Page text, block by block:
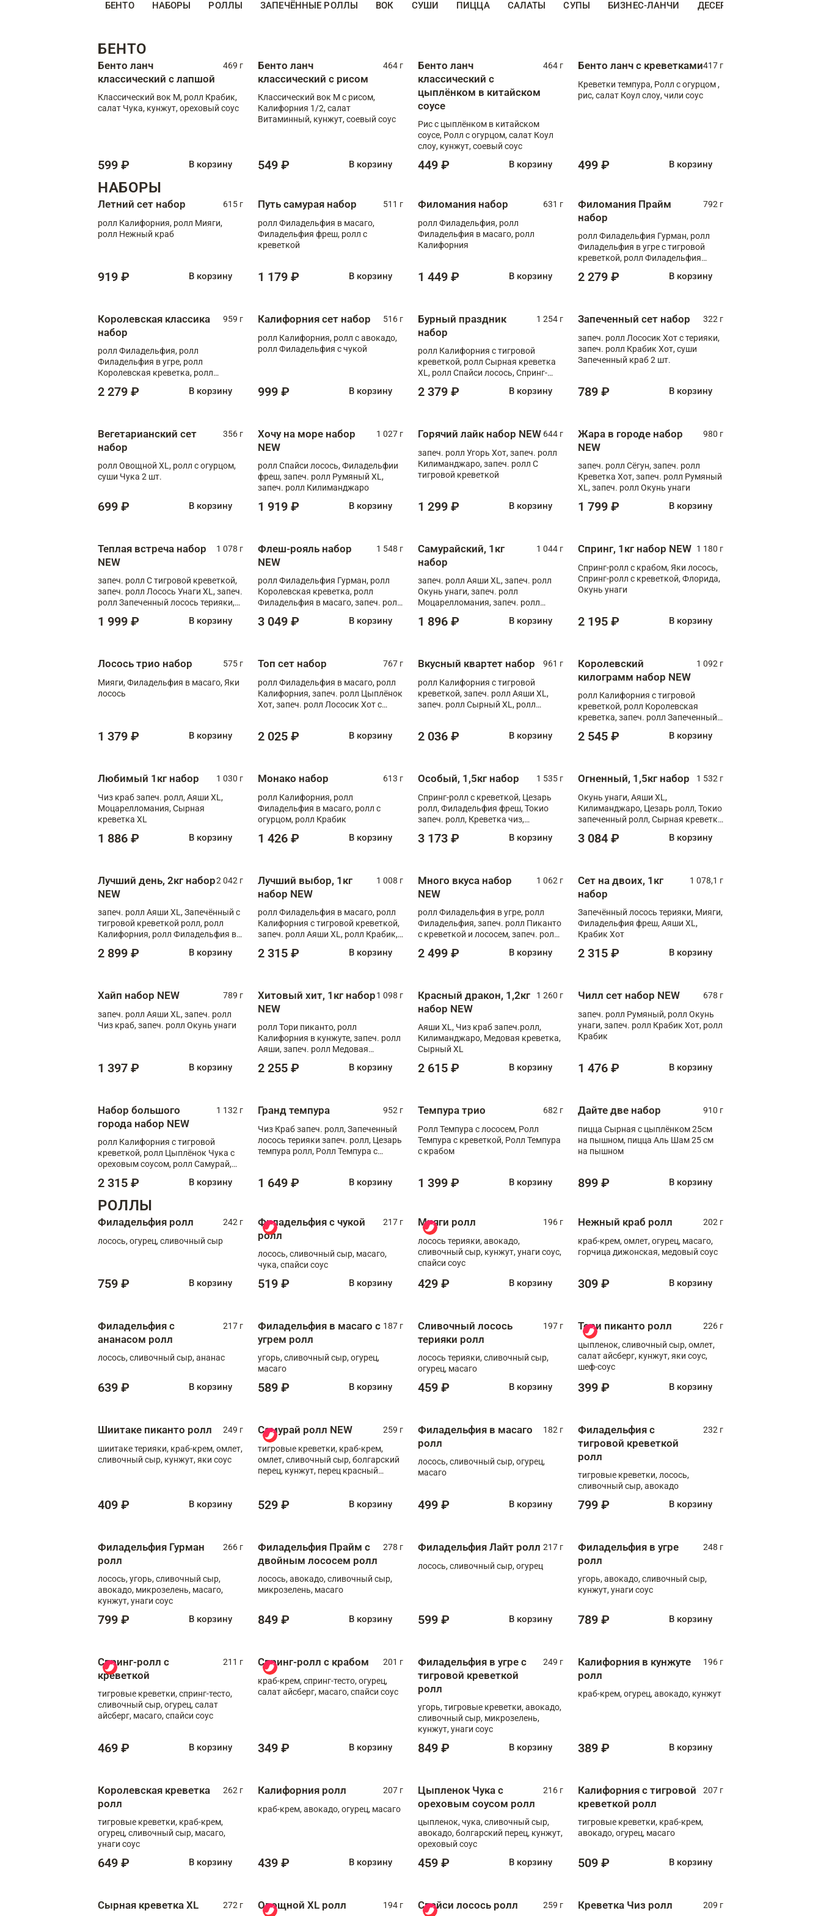
БЕНТО НАБОРЫ РОЛЛЫ ЗАПЕЧЁННЫЕ РОЛЛЫ ВОК СУШИ ПИЦЦА САЛАТЫ СУПЫ БИЗНЕС-ЛАНЧИ ДЕСЕРТЫ
БЕНТО
Бенто ланч
классический с лапшой
469 г
Классический вок М, ролл Крабик,
салат Чука, кунжут, ореховый соус
599 ₽ В корзину
Бенто ланч
классический с рисом
464 г
Классический вок М с рисом,
Калифорния 1/2, салат
Витаминный, кунжут, соевый соус
549 ₽ В корзину
Бенто ланч
классический с
цыплёнком в китайском
соусе
464 г
Рис с цыплёнком в китайском
соусе, Ролл с огурцом, салат Коул
слоу, кунжут, соевый соус
449 ₽ В корзину
Бенто ланч с креветками417 г
Креветки темпура, Ролл с огурцом ,
рис, салат Коул слоу, чили соус
499 ₽ В корзину
НАБОРЫ
Летний сет набор
615 г
ролл Калифорния, ролл Мияги,
ролл Нежный краб
919 ₽ В корзину
Путь самурая набор
511 г
ролл Филадельфия в масаго,
Филадельфия фреш, ролл с
креветкой
1 179 ₽ В корзину
Филомания набор
631 г
ролл Филадельфия, ролл
Филадельфия в масаго, ролл
Калифорния
1 449 ₽ В корзину
Филомания Прайм
набор
792 г
ролл Филадельфия Гурман, ролл
Филадельфия в угре с тигровой
креветкой, ролл Филадельфия
2 279 ₽ В корзину
Королевская классика
набор
959 г
ролл Филадельфия, ролл
Филадельфия в угре, ролл
Королевская креветка, ролл
2 279 ₽ В корзину
Калифорния сет набор
516 г
ролл Калифорния, ролл с авокадо,
ролл Филадельфия с чукой
999 ₽ В корзину
Бурный праздник
набор
1 254 г
ролл Калифорния с тигровой
креветкой, ролл Сырная креветка
XL, ролл Спайси лосось, Спринг-
Медовая креветка
2 379 ₽ В корзину
Запеченный сет набор
322 г
запеч. ролл Лососик Хот с терияки,
запеч. ролл Крабик Хот, суши
Запеченный краб 2 шт.
789 ₽ В корзину
Вегетарианский сет
набор
356 г
ролл Овощной XL, ролл с огурцом,
суши Чука 2 шт.
699 ₽ В корзину
Хочу на море набор
NEW
1 027 г
ролл Спайси лосось, Филадельфии
фреш, запеч. ролл Румяный XL,
запеч. ролл Килиманджаро
1 919 ₽ В корзину
Горячий лайк набор NEW 644 г
запеч. ролл Угорь Хот, запеч. ролл
Килиманджаро, запеч. ролл С
тигровой креветкой
1 299 ₽ В корзину
Жара в городе набор
NEW
980 г
запеч. ролл Сёгун, запеч. ролл
Креветка Хот, запеч. ролл Румяный
XL, запеч. ролл Окунь унаги
1 799 ₽ В корзину
Теплая встреча набор
NEW
1 078 г
запеч. ролл С тигровой креветкой,
запеч. ролл Лосось Унаги XL, запеч.
ролл Запеченный лосось терияки,
1 999 ₽ В корзину
Флеш-рояль набор
NEW
1 548 г
ролл Филадельфия Гурман, ролл
Королевская креветка, ролл
Филадельфия в масаго, запеч. ролл
Тигровая креветка с моцареллой,
3 049 ₽ В корзину
Самурайский, 1кг
набор
1 044 г
запеч. ролл Аяши XL, запеч. ролл
Окунь унаги, запеч. ролл
Моцарелломания, запеч. ролл
1 896 ₽ В корзину
Спринг, 1кг набор NEW 1 180 г
Спринг-ролл с крабом, Яки лосось,
Спринг-ролл с креветкой, Флорида,
Окунь унаги
2 195 ₽ В корзину
Лосось трио набор
575 г
Мияги, Филадельфия в масаго, Яки
лосось
1 379 ₽ В корзину
Топ сет набор
767 г
ролл Филадельфия в масаго, ролл
Калифорния, запеч. ролл Цыплёнок
Хот, запеч. ролл Лососик Хот с
2 025 ₽ В корзину
Вкусный квартет набор
961 г
ролл Калифорния с тигровой
креветкой, запеч. ролл Аяши XL,
запеч. ролл Сырный XL, ролл
2 036 ₽ В корзину
Королевский
килограмм набор NEW
1 092 г
ролл Калифорния с тигровой
креветкой, ролл Королевская
креветка, запеч. ролл Запеченный
XL, запеч. ролл Крабик Хот
2 545 ₽ В корзину
Любимый 1кг набор
1 030 г
Чиз краб запеч. ролл, Аяши XL,
Моцарелломания, Сырная
креветка XL
1 886 ₽ В корзину
Монако набор
613 г
ролл Калифорния, ролл
Филадельфия в масаго, ролл с
огурцом, ролл Крабик
1 426 ₽ В корзину
Особый, 1,5кг набор
1 535 г
Спринг-ролл с креветкой, Цезарь
ролл, Филадельфия фреш, Токио
запеч. ролл, Креветка чиз,
Флорида
3 173 ₽ В корзину
Огненный, 1,5кг набор
1 532 г
Окунь унаги, Аяши XL,
Килиманджаро, Цезарь ролл, Токио
запеченный ролл, Сырная креветка
3 084 ₽ В корзину
Лучший день, 2кг набор
NEW
2 042 г
запеч. ролл Аяши XL, Запечённый с
тигровой креветкой ролл, ролл
Калифорния, ролл Филадельфия в
запеч. ролл Моцарелломания, ролл
2 899 ₽ В корзину
Лучший выбор, 1кг
набор NEW
1 008 г
ролл Филадельфия в масаго, ролл
Калифорния с тигровой креветкой,
запеч. ролл Аяши XL, ролл Крабик,
2 315 ₽ В корзину
Много вкуса набор
NEW
1 062 г
ролл Филадельфия в угре, ролл
Филадельфия, запеч. ролл Пиканто
с креветкой и лососем, запеч. ролл
2 499 ₽ В корзину
Сет на двоих, 1кг
набор
1 078,1 г
Запечённый лосось терияки, Мияги,
Филадельфия фреш, Аяши XL,
Крабик Хот
2 315 ₽ В корзину
Хайп набор NEW
789 г
запеч. ролл Аяши XL, запеч. ролл
Чиз краб, запеч. ролл Окунь унаги
1 397 ₽ В корзину
Хитовый хит, 1кг набор
NEW
1 098 г
ролл Тори пиканто, ролл
Калифорния в кунжуте, запеч. ролл
Аяши, запеч. ролл Медовая
чукой
2 255 ₽ В корзину
Красный дракон, 1,2кг
набор NEW
1 260 г
Аяши XL, Чиз краб запеч.ролл,
Килиманджаро, Медовая креветка,
Сырный XL
2 615 ₽ В корзину
Чилл сет набор NEW
678 г
запеч. ролл Румяный, ролл Окунь
унаги, запеч. ролл Крабик Хот, ролл
Крабик
1 476 ₽ В корзину
Набор большого
города набор NEW
1 132 г
ролл Калифорния с тигровой
креветкой, ролл Цыплёнок Чука с
ореховым соусом, ролл Самурай,
ролл с крабом
2 315 ₽ В корзину
Гранд темпура
952 г
Чиз Краб запеч. ролл, Запеченный
лосось терияки запеч. ролл, Цезарь
темпура ролл, Ролл Темпура с
1 649 ₽ В корзину
Темпура трио
682 г
Ролл Темпура с лососем, Ролл
Темпура с креветкой, Ролл Темпура
с крабом
1 399 ₽ В корзину
Дайте две набор
910 г
пицца Сырная с цыплёнком 25см
на пышном, пицца Аль Шам 25 см
на пышном
899 ₽ В корзину
РОЛЛЫ
Филадельфия ролл
242 г
лосось, огурец, сливочный сыр
759 ₽ В корзину
Филадельфия с чукой
ролл
217 г
лосось, сливочный сыр, масаго,
чука, спайси соус
519 ₽ В корзину
Мияги ролл
196 г
лосось терияки, авокадо,
сливочный сыр, кунжут, унаги соус,
спайси соус
429 ₽ В корзину
Нежный краб ролл
202 г
краб-крем, омлет, огурец, масаго,
горчица дижонская, медовый соус
309 ₽ В корзину
Филадельфия с
ананасом ролл
217 г
лосось, сливочный сыр, ананас
639 ₽ В корзину
Филадельфия в масаго с
угрем ролл
187 г
угорь, сливочный сыр, огурец,
масаго
589 ₽ В корзину
Сливочный лосось
терияки ролл
197 г
лосось терияки, сливочный сыр,
огурец, масаго
459 ₽ В корзину
Тори пиканто ролл
226 г
цыпленок, сливочный сыр, омлет,
салат айсберг, кунжут, яки соус,
шеф-соус
399 ₽ В корзину
Шиитаке пиканто ролл
249 г
шиитаке терияки, краб-крем, омлет,
сливочный сыр, кунжут, яки соус
409 ₽ В корзину
Самурай ролл NEW
259 г
тигровые креветки, краб-крем,
омлет, сливочный сыр, болгарский
перец, кунжут, перец красный
529 ₽ В корзину
Филадельфия в масаго
ролл
182 г
лосось, сливочный сыр, огурец,
масаго
499 ₽ В корзину
Филадельфия с
тигровой креветкой
ролл
232 г
тигровые креветки, лосось,
сливочный сыр, авокадо
799 ₽ В корзину
Филадельфия Гурман
ролл
266 г
лосось, угорь, сливочный сыр,
авокадо, микрозелень, масаго,
кунжут, унаги соус
799 ₽ В корзину
Филадельфия Прайм с
двойным лососем ролл
278 г
лосось, авокадо, сливочный сыр,
микрозелень, масаго
849 ₽ В корзину
Филадельфия Лайт ролл 217 г
лосось, сливочный сыр, огурец
599 ₽ В корзину
Филадельфия в угре
ролл
248 г
угорь, авокадо, сливочный сыр,
кунжут, унаги соус
789 ₽ В корзину
Спринг-ролл с
креветкой
211 г
тигровые креветки, спринг-тесто,
сливочный сыр, огурец, салат
айсберг, масаго, спайси соус
469 ₽ В корзину
Спринг-ролл с крабом
201 г
краб-крем, спринг-тесто, огурец,
салат айсберг, масаго, спайси соус
349 ₽ В корзину
Филадельфия в угре с
тигровой креветкой
ролл
249 г
угорь, тигровые креветки, авокадо,
сливочный сыр, микрозелень,
кунжут, унаги соус
849 ₽ В корзину
Калифорния в кунжуте
ролл
196 г
краб-крем, огурец, авокадо, кунжут
389 ₽ В корзину
Королевская креветка
ролл
262 г
тигровые креветки, краб-крем,
огурец, сливочный сыр, масаго,
унаги соус
649 ₽ В корзину
Калифорния ролл
207 г
краб-крем, авокадо, огурец, масаго
439 ₽ В корзину
Цыпленок Чука с
ореховым соусом ролл
216 г
цыпленок, чука, сливочный сыр,
авокадо, болгарский перец, кунжут,
ореховый соус
459 ₽ В корзину
Калифорния с тигровой
креветкой ролл
207 г
тигровые креветки, краб-крем,
авокадо, огурец, масаго
509 ₽ В корзину
Сырная креветка XL
272 г Овощной XL ролл 194 г Спайси лосось ролл 259 г Креветка Чиз ролл 209 г